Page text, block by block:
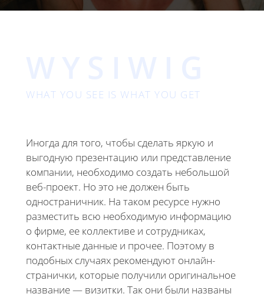
WHAT YOU SEE IS WHAT YOU GET
Иногда для того, чтобы сделать яркую и
выгодную презентацию или представление
компании, необходимо создать небольшой
веб-проект. Но это не должен быть
одностраничник. На таком ресурсе нужно
разместить всю необходимую информацию
о фирме, ее коллективе и сотрудниках,
контактные данные и прочее. Поэтому в
подобных случаях рекомендуют онлайн-
странички, которые получили оригинальное
название — визитки. Так они были названы